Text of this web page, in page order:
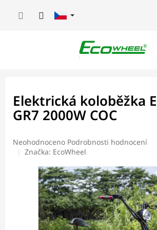
Elektrická koloběžka
GR7 2000W COC
Průměrné
hodnocení
hvězdiček.
Neohodnoceno Podrobnosti hodnocení
Značka: EcoWheel